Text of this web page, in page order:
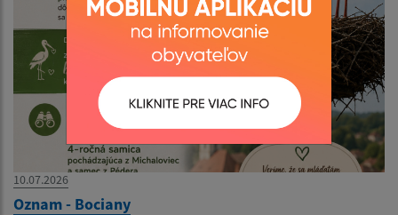
10.07.2026
Oznam - Bociany